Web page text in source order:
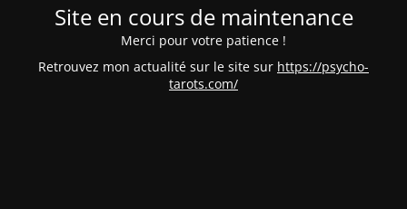
Site en cours de maintenance
Merci pour votre patience !
Retrouvez mon actualité sur le site sur https://psycho-
tarots.com/